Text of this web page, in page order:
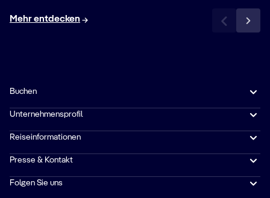
Mehr entdecken
Buchen
Unternehmensprofil
Reiseinformationen
Presse & Kontakt
Folgen Sie uns